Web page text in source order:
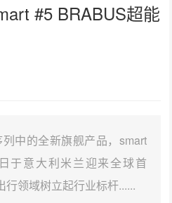
#5 BRABUS超能
中的全新旗舰产品，smart
于意大利米兰迎来全球首
领域树立起行业标杆......